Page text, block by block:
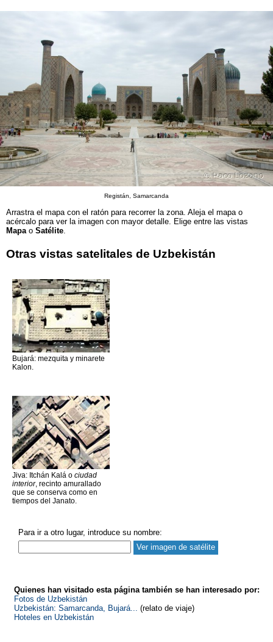
Registán, Samarcanda
Arrastra el mapa con el ratón para recorrer la zona. Aleja el mapa o
acércalo para ver la imagen con mayor detalle. Elige entre las vistas
Mapa o Satélite
Otras vistas satelitales de Uzbekistán
Bujará: mezquita y minarete
Kalon.
Jiva: Itchán Kalá o ciudad
interior, recinto amurallado
que se conserva como en
tiempos del Janato.
Para ir a otro lugar, introduce su nombre:
Quienes han visitado esta página también se han interesado por:
Fotos de Uzbekistán
Uzbekistán: Samarcanda, Bujará... (relato de viaje)
Hoteles en Uzbekistán